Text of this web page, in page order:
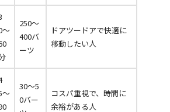
〜
250〜
400バ
ーツ
ドアツードアで快適に
移動したい人
〜
30〜5
0バー
コスパ重視で、時間に
余裕がある人